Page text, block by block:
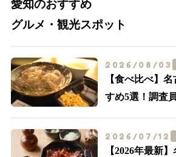
愛知のおすすめ
グルメ・観光スポット
2026/08/03
【食べ比べ】
すめ5選！調査
2026/07/12
【2026年最新